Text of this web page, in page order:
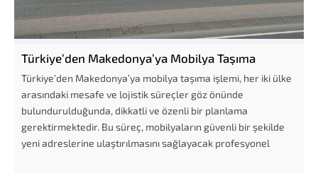
Türkiye’den Makedonya’ya Mobilya Taşıma
Türkiye’den Makedonya’ya mobilya taşıma işlemi, her iki ülke
arasındaki mesafe ve lojistik süreçler göz önünde
bulundurulduğunda, dikkatli ve özenli bir planlama
gerektirmektedir. Bu süreç, mobilyaların güvenli bir şekilde
yeni adreslerine ulaştırılmasını sağlayacak profesyonel